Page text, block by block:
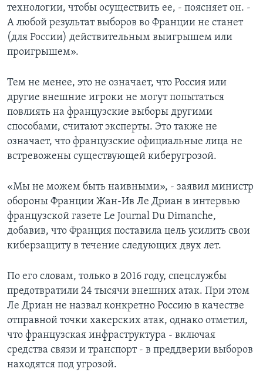
технологии, чтобы осуществить ее, - поясняет он. -
А любой результат выборов во Франции не станет
(для России) действительным выигрышем или
проигрышем».
Тем не менее, это не означает, что Россия или
другие внешние игроки не могут попытаться
повлиять на французские выборы другими
способами, считают эксперты. Это также не
означает, что французские официальные лица не
встревожены существующей киберугрозой.
«Мы не можем быть наивными», - заявил министр
обороны Франции Жан-Ив Ле Дриан в интервью
французской газете Le Journal Du Dimanche,
добавив, что Франция поставила цель усилить свои
киберзащиту в течение следующих двух лет.
По его словам, только в 2016 году, спецслужбы
предотвратили 24 тысячи внешних атак. При этом
Ле Дриан не назвал конкретно Россию в качестве
отправной точки хакерских атак, однако отметил,
что французская инфраструктура - включая
средства связи и транспорт - в преддверии выборов
находятся под угрозой.